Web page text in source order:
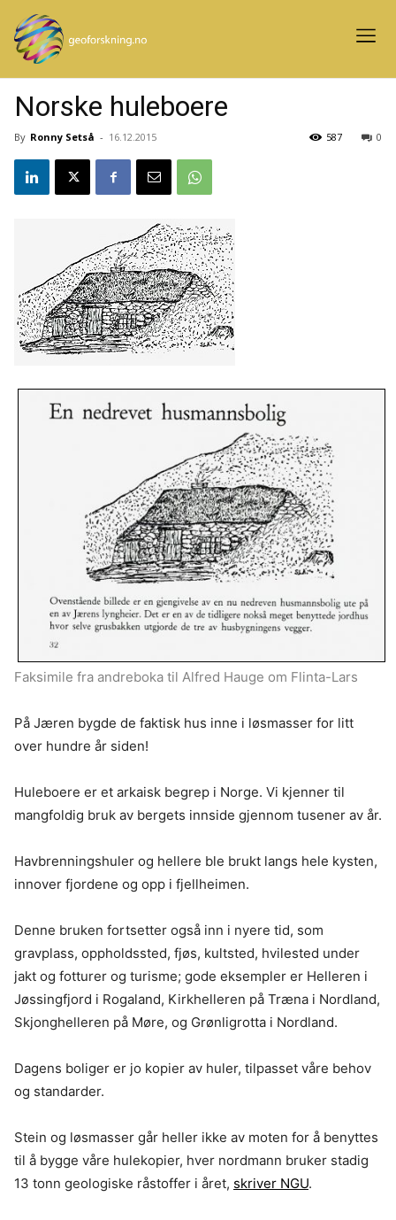
Norske huleboere
By Ronny Setså - 16.12.2015 0
587
Faksimile fra andreboka til Alfred Hauge om Flinta-Lars
På Jæren bygde de faktisk hus inne i løsmasser for litt
over hundre år siden!
Huleboere er et arkaisk begrep i Norge. Vi kjenner til
mangfoldig bruk av bergets innside gjennom tusener av år.
Havbrenningshuler og hellere ble brukt langs hele kysten,
innover fjordene og opp i fjellheimen.
Denne bruken fortsetter også inn i nyere tid, som
gravplass, oppholdssted, fjøs, kultsted, hvilested under
jakt og fotturer og turisme; gode eksempler er Helleren i
Jøssingfjord i Rogaland, Kirkhelleren på Træna i Nordland,
Skjonghelleren på Møre, og Grønligrotta i Nordland.
Dagens boliger er jo kopier av huler, tilpasset våre behov
og standarder.
Stein og løsmasser går heller ikke av moten for å benyttes
til å bygge våre hulekopier, hver nordmann bruker stadig
13 tonn geologiske råstoffer i året, skriver NGU.